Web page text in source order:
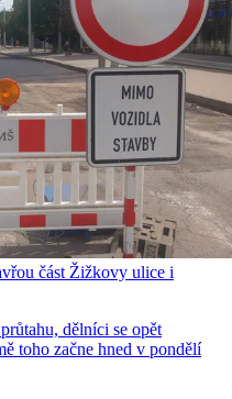
část Žižkovy ulice i
dělníci se opět
toho začne hned v pondělí